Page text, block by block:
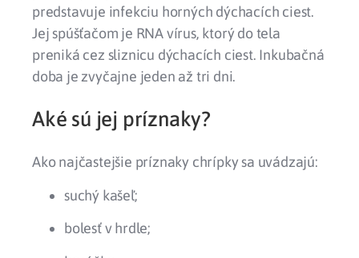
predstavuje infekciu horných dýchacích ciest.
Jej spúšťačom je RNA vírus, ktorý do tela
preniká cez sliznicu dýchacích ciest. Inkubačná
doba je zvyčajne jeden až tri dni.
Aké sú jej príznaky?
Ako najčastejšie príznaky chrípky sa uvádzajú:
suchý kašeľ;
bolesť v hrdle;